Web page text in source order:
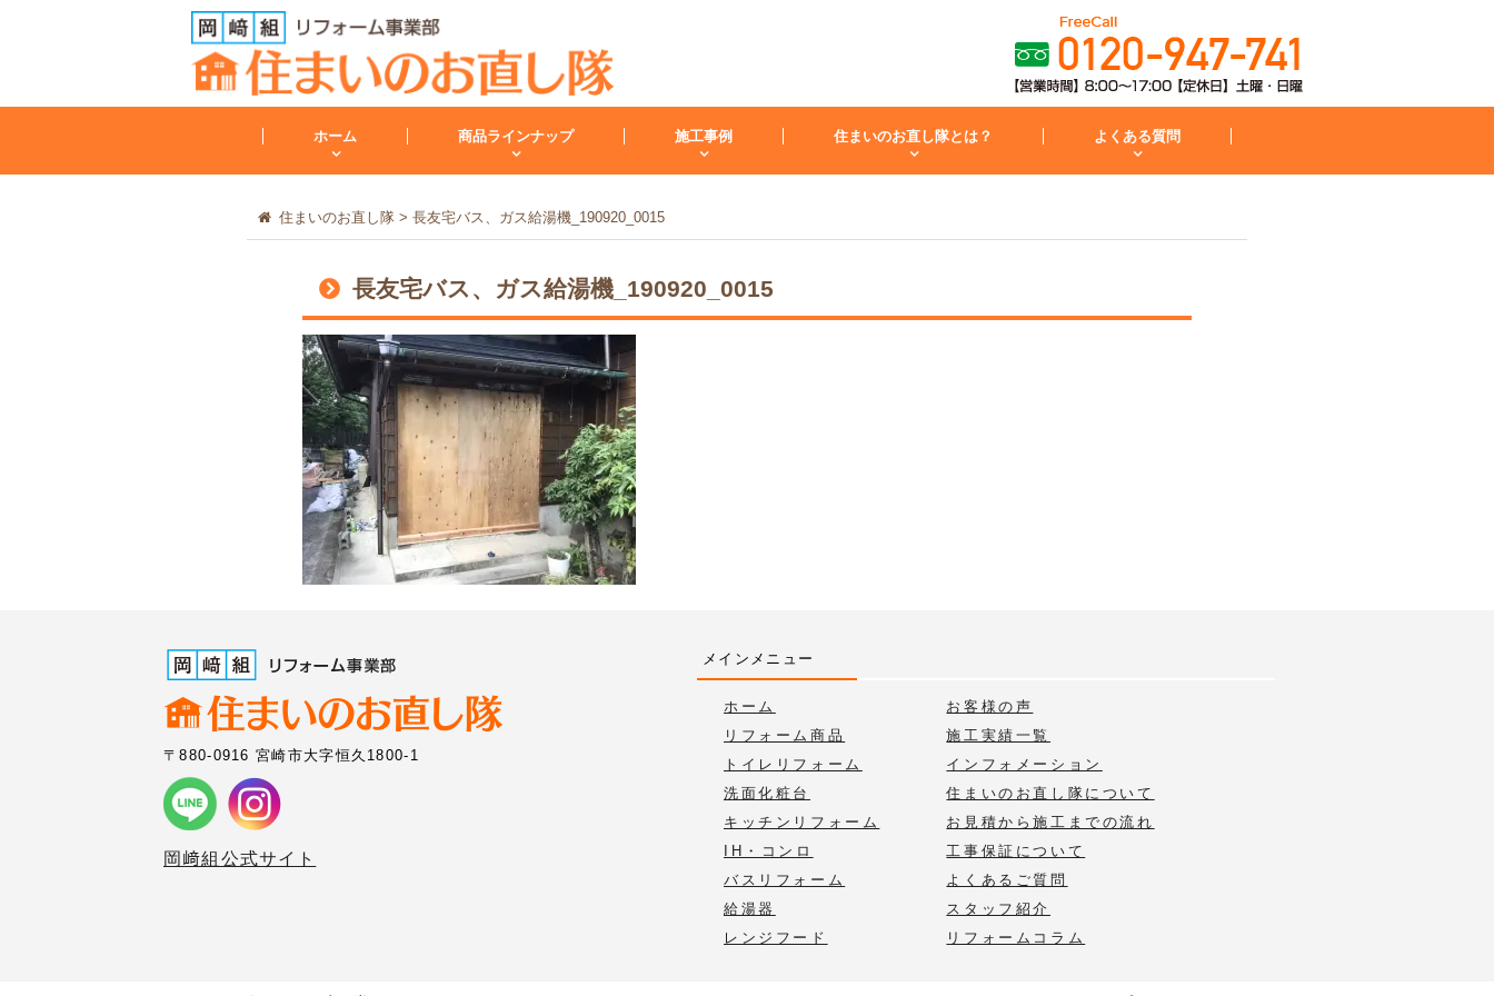
ホーム 商品ラインナップ
トイレリフォーム 洗面台 レンジフード IH・コンロ
給湯器 キッチンリフォーム
施工事例
トイレ キッチン バスルーム 洗面化粧台 コンロ
レンジフード 小工事・修理
その他
住まいのお直し隊とは？
会社案内 スタッフ紹介 お客様の声 お見積から施工までの流れ
工事保証について リフォームコラム
よくある質問
住まいのお直し隊> 長友宅バス、ガス給湯機_190920_0015
長友宅バス、ガス給湯機_190920_0015
〒880-0916 宮崎市大字恒久1800-1
岡﨑組公式サイト
メインメニュー
ホーム
リフォーム商品
トイレリフォーム
洗面化粧台
キッチンリフォーム
IH・コンロ
バスリフォーム
給湯器
レンジフード
お客様の声
施工実績一覧
インフォメーション
住まいのお直し隊について
お見積から施工までの流れ
工事保証について
よくあるご質問
スタッフ紹介
リフォームコラム